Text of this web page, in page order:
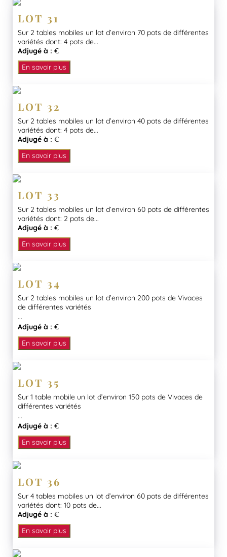
LOT 31
Sur 2 tables mobiles un lot d’environ 70 pots de différentes
variétés dont: 4 pots de...
Adjugé à : €
En savoir plus
LOT 32
Sur 2 tables mobiles un lot d’environ 40 pots de différentes
variétés dont: 4 pots de...
Adjugé à : €
En savoir plus
LOT 33
Sur 2 tables mobiles un lot d’environ 60 pots de différentes
variétés dont: 2 pots de...
Adjugé à : €
En savoir plus
LOT 34
Sur 2 tables mobiles un lot d’environ 200 pots de Vivaces
de différentes variétés
...
Adjugé à : €
En savoir plus
LOT 35
Sur 1 table mobile un lot d’environ 150 pots de Vivaces de
différentes variétés
...
Adjugé à : €
En savoir plus
LOT 36
Sur 4 tables mobiles un lot d’environ 60 pots de différentes
variétés dont: 10 pots de...
Adjugé à : €
En savoir plus